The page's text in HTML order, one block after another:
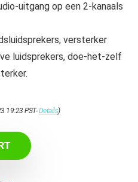
uitgang op een 2-kanaals
versterker
luidsprekers, doe-het-zelf
19:23 PST-Details)